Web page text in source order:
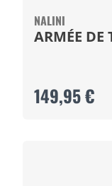
NALINI
ARMÉE
149,95 €